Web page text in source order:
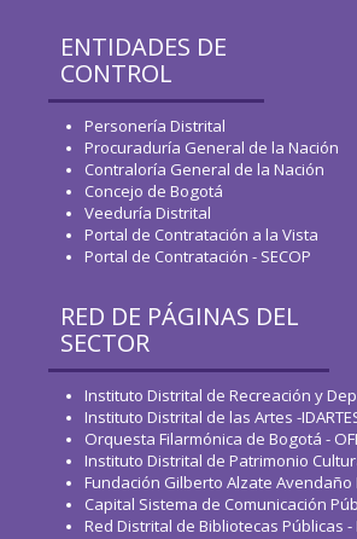
ENTIDADES DE
CONTROL
Personería Distrital
Procuraduría General de la Nación
Contraloría General de la Nación
Concejo de Bogotá
Veeduría Distrital
Portal de Contratación a la Vista
Portal de Contratación - SECOP
RED DE PÁGINAS DEL
SECTOR
Instituto Distrital de Recreación y
Instituto Distrital de las Artes -
Orquesta Filarmónica de Bogotá -
Instituto Distrital de Patrimonio
Fundación Gilberto Alzate Avendaño
Capital Sistema de Comunicación
Red Distrital de Bibliotecas Públicas